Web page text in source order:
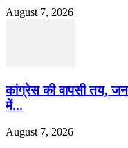
August 7, 2026
कांग्रेस की वापसी तय,
में...
August 7, 2026